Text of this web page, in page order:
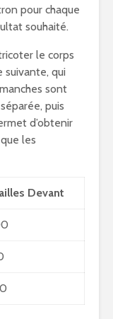
pour chaque
souhaité.
le corps
suivante, qui
sont
puis
d’obtenir
les
Devant